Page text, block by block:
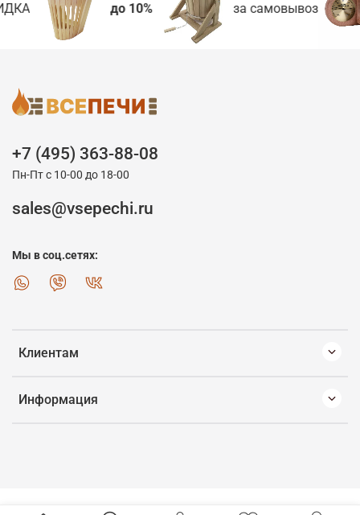
до 10% за самовывоз
Клиентам
Информация
+7 (495) 363-88-08
Пн-Пт с 10-00 до 18-00
sales@vsepechi.ru
Мы в соц.сетях: